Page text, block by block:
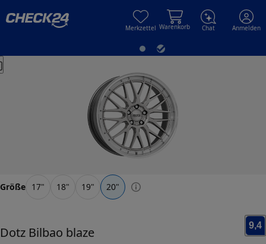
Merkzettel Warenkorb Chat Anmelden
Größe 17" 18" 19" 20"
Dotz Bilbao blaze
9,4